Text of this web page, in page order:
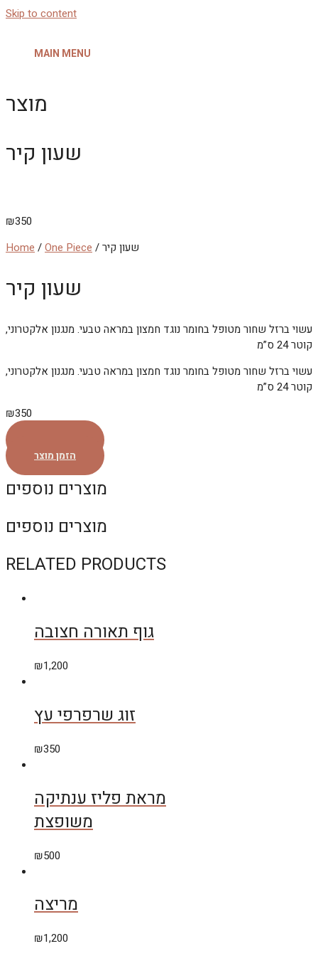
Skip to content
MAIN MENU
מוצר
שעון קיר
₪350
Home /One Piece / שעון קיר
שעון קיר
עשוי ברזל שחור מטופל בחומר נוגד חמצון במראה טבעי. מנגנון אלקטרוני,
קוטר 24 ס”מ
עשוי ברזל שחור מטופל בחומר נוגד חמצון במראה טבעי. מנגנון אלקטרוני,
קוטר 24 ס”מ
₪350
הזמן מוצר
מוצרים נוספים
מוצרים נוספים
RELATED PRODUCTS
גוף תאורה חצובה
₪1,200
זוג שרפרפי עץ
₪350
מראת פליז ענתיקה
משופצת
₪500
מריצה
₪1,200